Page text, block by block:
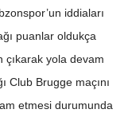
iddiaları
puanlar oldukça
çıkarak yola devam
Club Brugge maçını
etmesi durumunda